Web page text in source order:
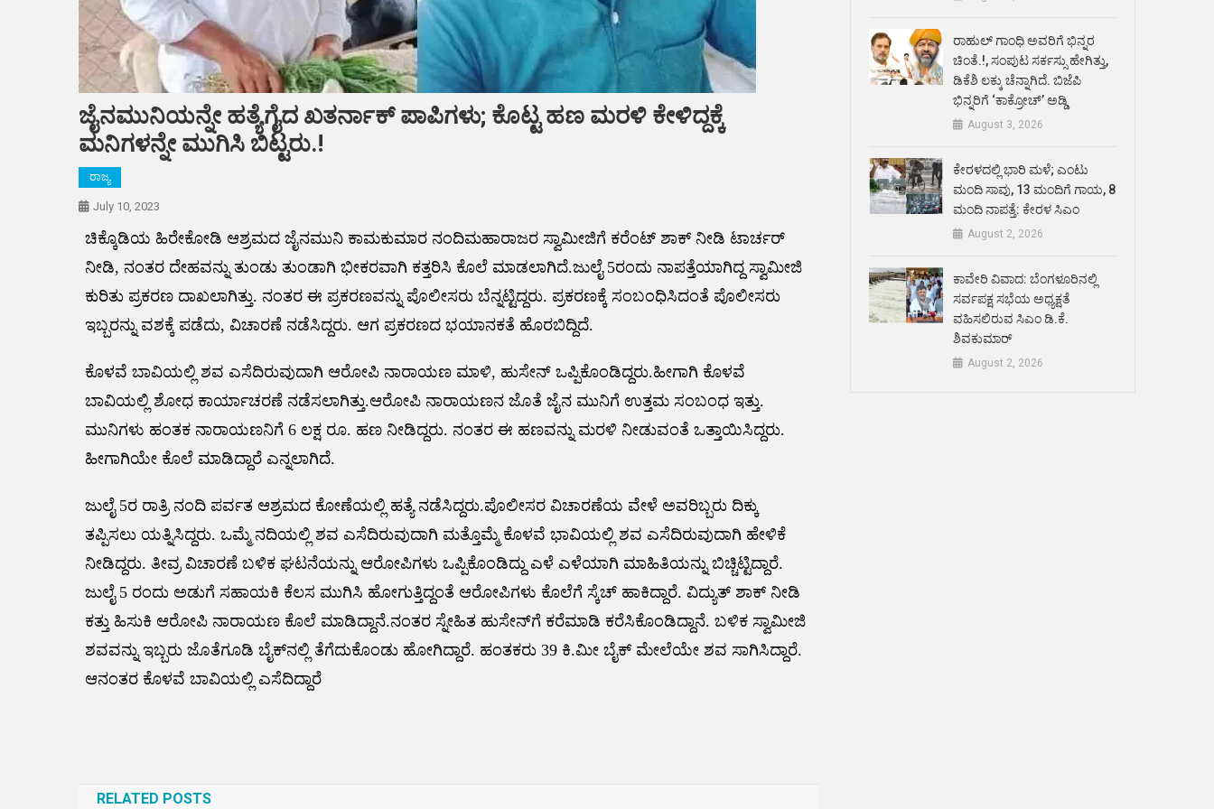
ಜೈನಮುನಿಯನ್ನೇ ಹತ್ಯೆಗೈದ ಖತರ್ನಾಕ್ ಪಾಪಿಗಳು; ಕೊಟ್ಟ ಹಣ ಮರಳಿ ಕೇಳಿದ್ದಕ್ಕೆ
ಮನಿಗಳನ್ನೇ ಮುಗಿಸಿ ಬಿಟ್ಟರು.!
ರಾಜ್ಯ
July 10, 2023
ಚಿಕ್ಕೊಡಿಯ ಹಿರೇಕೋಡಿ ಆಶ್ರಮದ ಜೈನಮುನಿ ಕಾಮಕುಮಾರ ನಂದಿಮಹಾರಾಜರ ಸ್ವಾಮೀಜಿಗೆ ಕರೆಂಟ್ ಶಾಕ್ ನೀಡಿ ಟಾರ್ಚರ್
ನೀಡಿ, ನಂತರ ದೇಹವನ್ನು ತುಂಡು ತುಂಡಾಗಿ ಭೀಕರವಾಗಿ ಕತ್ತರಿಸಿ ಕೊಲೆ ಮಾಡಲಾಗಿದೆ.ಜುಲೈ 5ರಂದು ನಾಪತ್ತೆಯಾಗಿದ್ದ ಸ್ವಾಮೀಜಿ
ಕುರಿತು ಪ್ರಕರಣ ದಾಖಲಾಗಿತ್ತು. ನಂತರ ಈ ಪ್ರಕರಣವನ್ನು ಪೊಲೀಸರು ಬೆನ್ನಟ್ಟಿದ್ದರು. ಪ್ರಕರಣಕ್ಕೆ ಸಂಬಂಧಿಸಿದಂತೆ ಪೊಲೀಸರು
ಇಬ್ಬರನ್ನು ವಶಕ್ಕೆ ಪಡೆದು, ವಿಚಾರಣೆ ನಡೆಸಿದ್ದರು. ಆಗ ಪ್ರಕರಣದ ಭಯಾನಕತೆ ಹೊರಬಿದ್ದಿದೆ.
ಕೊಳವೆ ಬಾವಿಯಲ್ಲಿ ಶವ ಎಸೆದಿರುವುದಾಗಿ ಆರೋಪಿ ನಾರಾಯಣ ಮಾಳಿ, ಹುಸೇನ್ ಒಪ್ಪಿಕೊಂಡಿದ್ದರು.ಹೀಗಾಗಿ ಕೊಳವೆ
ಬಾವಿಯಲ್ಲಿ ಶೋಧ ಕಾರ್ಯಾಚರಣೆ ನಡೆಸಲಾಗಿತ್ತು.ಆರೋಪಿ ನಾರಾಯಣನ ಜೊತೆ ಜೈನ ಮುನಿಗೆ ಉತ್ತಮ ಸಂಬಂಧ ಇತ್ತು.
ಮುನಿಗಳು ಹಂತಕ ನಾರಾಯಣನಿಗೆ 6 ಲಕ್ಷ ರೂ. ಹಣ ನೀಡಿದ್ದರು. ನಂತರ ಈ ಹಣವನ್ನು ಮರಳಿ ನೀಡುವಂತೆ ಒತ್ತಾಯಿಸಿದ್ದರು.
ಹೀಗಾಗಿಯೇ ಕೊಲೆ ಮಾಡಿದ್ದಾರೆ ಎನ್ನಲಾಗಿದೆ.
ಜುಲೈ 5ರ ರಾತ್ರಿ ನಂದಿ ಪರ್ವತ ಆಶ್ರಮದ ಕೋಣೆಯಲ್ಲಿ ಹತ್ಯೆ ನಡೆಸಿದ್ದರು.ಪೊಲೀಸರ ವಿಚಾರಣೆಯ ವೇಳೆ ಅವರಿಬ್ಬರು ದಿಕ್ಕು
ತಪ್ಪಿಸಲು ಯತ್ನಿಸಿದ್ದರು. ಒಮ್ಮೆ ನದಿಯಲ್ಲಿ ಶವ ಎಸೆದಿರುವುದಾಗಿ ಮತ್ತೊಮ್ಮೆ ಕೊಳವೆ ಭಾವಿಯಲ್ಲಿ ಶವ ಎಸೆದಿರುವುದಾಗಿ ಹೇಳಿಕೆ
ನೀಡಿದ್ದರು. ತೀವ್ರ ವಿಚಾರಣೆ ಬಳಿಕ ಘಟನೆಯನ್ನು ಆರೋಪಿಗಳು ಒಪ್ಪಿಕೊಂಡಿದ್ದು ಎಳೆ ಎಳೆಯಾಗಿ ಮಾಹಿತಿಯನ್ನು ಬಿಚ್ಚಿಟ್ಟಿದ್ದಾರೆ.
ಜುಲೈ 5 ರಂದು ಅಡುಗೆ ಸಹಾಯಕಿ ಕೆಲಸ ಮುಗಿಸಿ ಹೋಗುತ್ತಿದ್ದಂತೆ ಆರೋಪಿಗಳು ಕೊಲೆಗೆ ಸ್ಕೆಚ್ ಹಾಕಿದ್ದಾರೆ. ವಿದ್ಯುತ್ ಶಾಕ್ ನೀಡಿ
ಕತ್ತು ಹಿಸುಕಿ ಆರೋಪಿ ನಾರಾಯಣ ಕೊಲೆ ಮಾಡಿದ್ದಾನೆ.ನಂತರ ಸ್ನೇಹಿತ ಹುಸೇನ್‌ಗೆ ಕರೆಮಾಡಿ ಕರೆಸಿಕೊಂಡಿದ್ದಾನೆ. ಬಳಿಕ ಸ್ವಾಮೀಜಿ
ಶವವನ್ನು ಇಬ್ಬರು ಜೊತೆಗೂಡಿ ಬೈಕ್‌ನಲ್ಲಿ ತೆಗೆದುಕೊಂಡು ಹೋಗಿದ್ದಾರೆ. ಹಂತಕರು 39 ಕಿ.ಮೀ ಬೈಕ್ ಮೇಲೆಯೇ ಶವ ಸಾಗಿಸಿದ್ದಾರೆ.
ಆನಂತರ ಕೊಳವೆ ಬಾವಿಯಲ್ಲಿ ಎಸೆದಿದ್ದಾರೆ
RELATED POSTS
ರಾಹುಲ್ ಗಾಂಧಿ ಅವರಿಗೆ ಭಿನ್ನರ
ಚಿಂತೆ.!, ಸಂಪುಟ ಸರ್ಕಸ್ಸು ಹೇಗಿತ್ತು,
ಡಿಕೆಶಿ ಲಕ್ಕು ಚೆನ್ನಾಗಿದೆ. ಬಿಜೆಪಿ
ಭಿನ್ನರಿಗೆ ‘ಕಾಕ್ರೋಚ್’ ಅಡ್ಡಿ
August 3, 2026
ಕೇರಳದಲ್ಲಿ ಭಾರಿ ಮಳೆ; ಎಂಟು
ಮಂದಿ ಸಾವು, 13 ಮಂದಿಗೆ ಗಾಯ, 8
ಮಂದಿ ನಾಪತ್ತೆ: ಕೇರಳ ಸಿಎಂ
August 2, 2026
ಕಾವೇರಿ ವಿವಾದ: ಬೆಂಗಳೂರಿನಲ್ಲಿ
ಸರ್ವಪಕ್ಷ ಸಭೆಯ ಅಧ್ಯಕ್ಷತೆ
ವಹಿಸಲಿರುವ ಸಿಎಂ ಡಿ.ಕೆ.
ಶಿವಕುಮಾರ್
August 2, 2026